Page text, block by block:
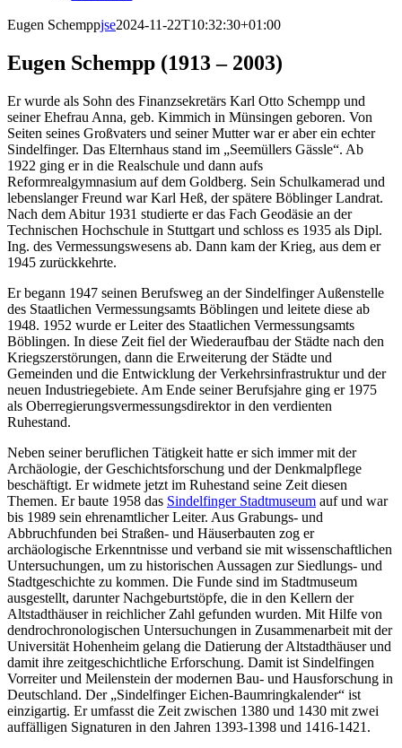
Eugen Schemppjse2024-11-22T10:32:30+01:00
Eugen Schempp (1913 – 2003)
Er wurde als Sohn des Finanzsekretärs Karl Otto Schempp und
seiner Ehefrau Anna, geb. Kimmich in Münsingen geboren. Von
Seiten seines Großvaters und seiner Mutter war er aber ein echter
Sindelfinger. Das Elternhaus stand im „Seemüllers Gässle“. Ab
1922 ging er in die Realschule und dann aufs
Reformrealgymnasium auf dem Goldberg. Sein Schulkamerad und
lebenslanger Freund war Karl Heß, der spätere Böblinger Landrat.
Nach dem Abitur 1931 studierte er das Fach Geodäsie an der
Technischen Hochschule in Stuttgart und schloss es 1935 als Dipl.
Ing. des Vermessungswesens ab. Dann kam der Krieg, aus dem er
1945 zurückkehrte.
Er begann 1947 seinen Berufsweg an der Sindelfinger Außenstelle
des Staatlichen Vermessungsamts Böblingen und leitete diese ab
1948. 1952 wurde er Leiter des Staatlichen Vermessungsamts
Böblingen. In diese Zeit fiel der Wiederaufbau der Städte nach den
Kriegszerstörungen, dann die Erweiterung der Städte und
Gemeinden und die Entwicklung der Verkehrsinfrastruktur und der
neuen Industriegebiete. Am Ende seiner Berufsjahre ging er 1975
als Oberregierungsvermessungsdirektor in den verdienten
Ruhestand.
Neben seiner beruflichen Tätigkeit hatte er sich immer mit der
Archäologie, der Geschichtsforschung und der Denkmalpflege
beschäftigt. Er widmete jetzt im Ruhestand seine Zeit diesen
Themen. Er baute 1958 das Sindelfinger Stadtmuseum auf und war
bis 1989 sein ehrenamtlicher Leiter. Aus Grabungs- und
Abbruchfunden bei Straßen- und Häuserbauten zog er
archäologische Erkenntnisse und verband sie mit wissenschaftlichen
Untersuchungen, um zu historischen Aussagen zur Siedlungs- und
Stadtgeschichte zu kommen. Die Funde sind im Stadtmuseum
ausgestellt, darunter Nachgeburtstöpfe, die in den Kellern der
Altstadthäuser in reichlicher Zahl gefunden wurden. Mit Hilfe von
dendrochronologischen Untersuchungen in Zusammenarbeit mit der
Universität Hohenheim gelang die Datierung der Altstadthäuser und
damit ihre zeitgeschichtliche Erforschung. Damit ist Sindelfingen
Vorreiter und Meilenstein der modernen Bau- und Hausforschung in
Deutschland. Der „Sindelfinger Eichen-Baumringkalender“ ist
einzigartig. Er umfasst die Zeit zwischen 1380 und 1430 mit zwei
auffälligen Signaturen in den Jahren 1393-1398 und 1416-1421.